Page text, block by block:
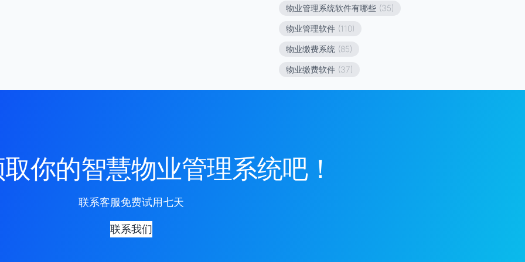
物业管理系统软件有哪些 (35)
物业管理软件 (110)
物业缴费系统 (85)
物业缴费软件 (37)
你的智慧物业管理系统吧！
联系客服免费试用七天
联系我们